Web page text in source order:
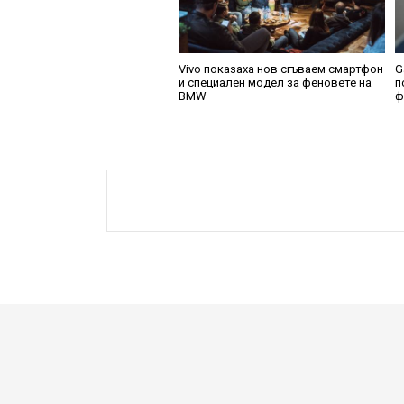
Vivo показаха нов сгъваем смартфон
и специален модел за феновете на
BMW